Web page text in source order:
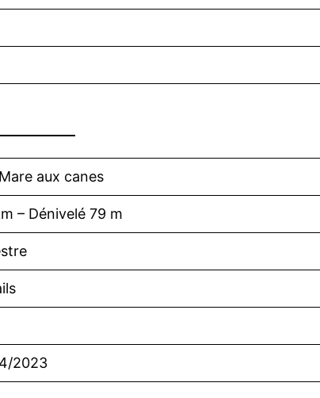
aux canes
– Dénivelé 79 m
2023